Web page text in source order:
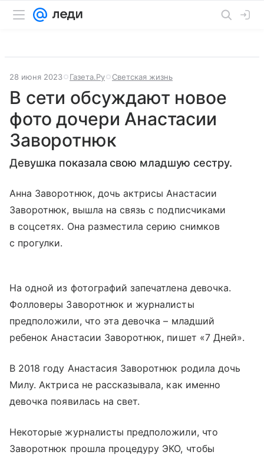
28 июня 2023 Газета.Ру Светская жизнь
В сети обсуждают новое
фото дочери Анастасии
Заворотнюк
Девушка показала свою младшую сестру.
Анна Заворотнюк, дочь актрисы Анастасии
Заворотнюк, вышла на связь с подписчиками
в соцсетях. Она разместила серию снимков
с прогулки.
На одной из фотографий запечатлена девочка.
Фолловеры Заворотнюк и журналисты
предположили, что эта девочка – младший
ребенок Анастасии Заворотнюк, пишет «7 Дней».
В 2018 году Анастасия Заворотнюк родила дочь
Милу. Актриса не рассказывала, как именно
девочка появилась на свет.
Некоторые журналисты предположили, что
Заворотнюк прошла процедуру ЭКО, чтобы